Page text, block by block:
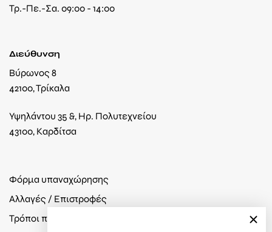
Τρ.-Πε.-Σα. 09:00 - 14:00
Διεύθυνση
Βύρωνος 8
42100, Τρίκαλα
Υψηλάντου 35 &, Ηρ. Πολυτεχνείου
43100, Καρδίτσα
Φόρμα υπαναχώρησης
Αλλαγές / Επιστροφές
Τρόποι πληρωμής